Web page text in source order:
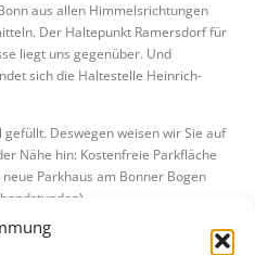
aus allen Himmelsrichtungen
Der Haltepunkt Ramersdorf für
liegt uns gegenüber. Und
sich die Haltestelle Heinrich-
Deswegen weisen wir Sie auf
Nähe hin: Kostenfreie Parkfläche
Parkhaus am Bonner Bogen